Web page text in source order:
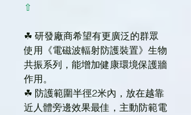
⇧
☘ 研發廠商希望有更廣泛的群眾
使用《電磁波輻射防護裝置》生物
共振系列，能增加健康環境保護牆
作用。
☘ 防護範圍半徑2米內，放在越靠
近人體旁邊效果最佳，主動防範電